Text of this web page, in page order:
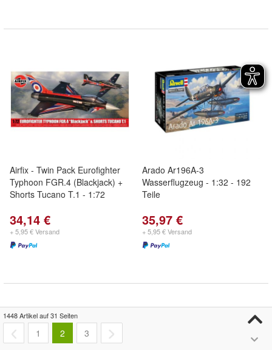
Airfix - Twin Pack Eurofighter
Typhoon FGR.4 (Blackjack) +
Shorts Tucano T.1 - 1:72
34,14 €
+ 5,95 € Versand
Arado Ar196A-3
Wasserflugzeug - 1:32 - 192
Teile
35,97 €
+ 5,95 € Versand
1448 Artikel auf 31 Seiten
1 2 3